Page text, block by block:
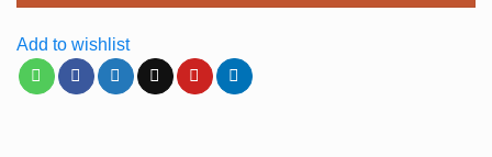
Add to wishlist